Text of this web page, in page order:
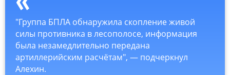
"Группа БПЛА обнаружила скопление живой
силы противника в лесополосе, информация
была незамедлительно передана
артиллерийским расчётам", — подчеркнул
Алехин.